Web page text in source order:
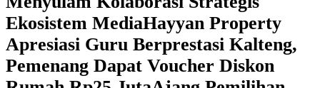
Ekosistem MediaHayyan Property
Apresiasi Guru Berprestasi Kalteng,
Pemenang Dapat Voucher Diskon